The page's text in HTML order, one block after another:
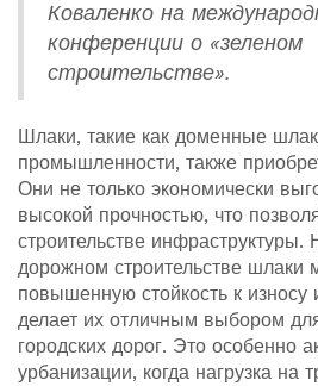
Коваленко на
конференции о «зеленом
строительстве».
Шлаки, такие как доменные
промышленности, также
Они не только экономически
высокой прочностью, что
строительстве инфраструктуры.
дорожном строительстве шлаки
повышенную стойкость к износу
делает их отличным выбором
городских дорог. Это особенно
урбанизации, когда нагрузка на